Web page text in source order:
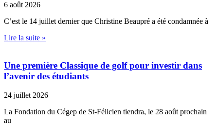
6 août 2026
C’est le 14 juillet dernier que Christine Beaupré a été condamnée à
Lire la suite »
Une première Classique de golf pour investir dans
l’avenir des étudiants
24 juillet 2026
La Fondation du Cégep de St-Félicien tiendra, le 28 août prochain
au